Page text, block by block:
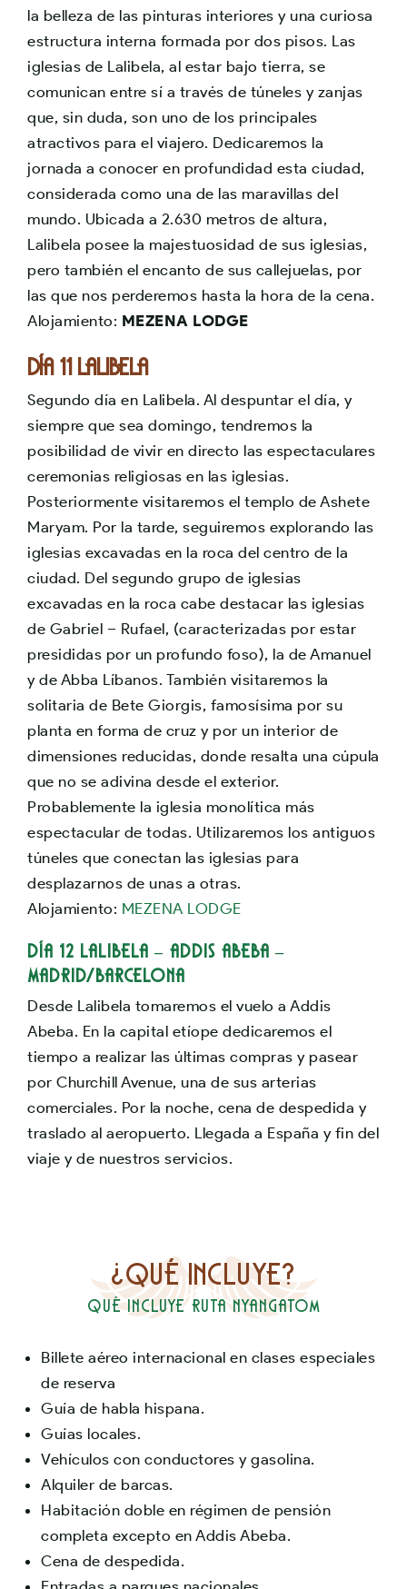
la belleza de las pinturas interiores y una curiosa
estructura interna formada por dos pisos. Las
iglesias de Lalibela, al estar bajo tierra, se
comunican entre sí a través de túneles y zanjas
que, sin duda, son uno de los principales
atractivos para el viajero. Dedicaremos la
jornada a conocer en profundidad esta ciudad,
considerada como una de las maravillas del
mundo. Ubicada a 2.630 metros de altura,
Lalibela posee la majestuosidad de sus iglesias,
pero también el encanto de sus callejuelas, por
las que nos perderemos hasta la hora de la cena.
Alojamiento: MEZENA LODGE
Día 11 LALIBELA
Segundo día en Lalibela. Al despuntar el día, y
siempre que sea domingo, tendremos la
posibilidad de vivir en directo las espectaculares
ceremonias religiosas en las iglesias.
Posteriormente visitaremos el templo de Ashete
Maryam. Por la tarde, seguiremos explorando las
iglesias excavadas en la roca del centro de la
ciudad. Del segundo grupo de iglesias
excavadas en la roca cabe destacar las iglesias
de Gabriel – Rufael, (caracterizadas por estar
presididas por un profundo foso), la de Amanuel
y de Abba Líbanos. También visitaremos la
solitaria de Bete Giorgis, famosísima por su
planta en forma de cruz y por un interior de
dimensiones reducidas, donde resalta una cúpula
que no se adivina desde el exterior.
Probablemente la iglesia monolítica más
espectacular de todas. Utilizaremos los antiguos
túneles que conectan las iglesias para
desplazarnos de unas a otras.
Alojamiento: MEZENA LODGE
Día 12 LALIBELA – ADDIS ABEBA –
MADRID/BARCELONA
Desde Lalibela tomaremos el vuelo a Addis
Abeba. En la capital etíope dedicaremos el
tiempo a realizar las últimas compras y pasear
por Churchill Avenue, una de sus arterias
comerciales. Por la noche, cena de despedida y
traslado al aeropuerto. Llegada a España y fin del
viaje y de nuestros servicios.
¿Qué incluye?
Qué incluye Ruta Nyangatom
Billete aéreo internacional en clases especiales
de reserva
Guía de habla hispana.
Guías locales.
Vehículos con conductores y gasolina.
Alquiler de barcas.
Habitación doble en régimen de pensión
completa excepto en Addis Abeba.
Cena de despedida.